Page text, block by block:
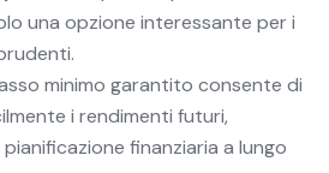
una opzione interessante per i
minimo garantito consente di
i rendimenti futuri,
finanziaria a lungo